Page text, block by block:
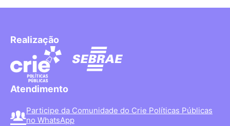
Realização
Atendimento
Participe da Comunidade do Crie Políticas Públicas
no WhatsApp